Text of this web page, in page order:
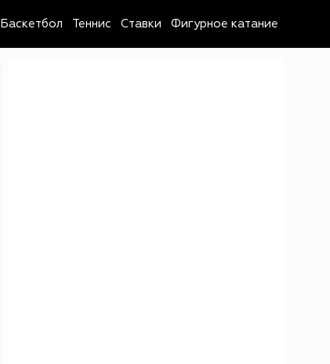
Баскетбол Теннис Ставки Фигурное катание